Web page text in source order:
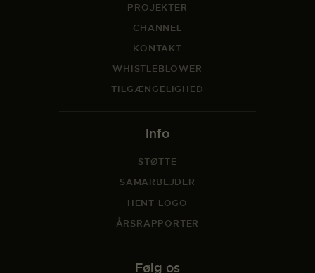
PROJEKTER
CHANNEL
KONTAKT
WHISTLEBLOWER
TILGÆNGELIGHED
Info
STØTTE
SAMARBEJDER
HENT LOGO
ÅRSRAPPORTER
Følg os